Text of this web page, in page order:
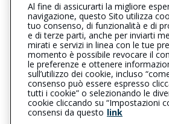
0159840144
cossatocentro@cattolica.it
cbassicurazionisas@pec.it
L’intermediario è soggetto al controllo
Registro RUI al seguentelink
Al fine di assicurarti la migliore
navigazione, questo Sito utilizza
tuo consenso, di funzionalità e di
e di terze parti, anche per inviarti
mirati e servizi in linea con le tue
momento è possibile revocare il
le preferenze e ottenere
sull’utilizzo dei cookie, incluso
consenso può essere espresso
tutti i cookie” o selezionando le
cookie cliccando su “Impostazioni
consensi da questo link